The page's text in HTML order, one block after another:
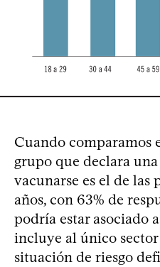
Cuando comparamos
grupo que declara
vacunarse es el de las
años, con 63% de
podría estar asociado
incluye al único
situación de riesgo